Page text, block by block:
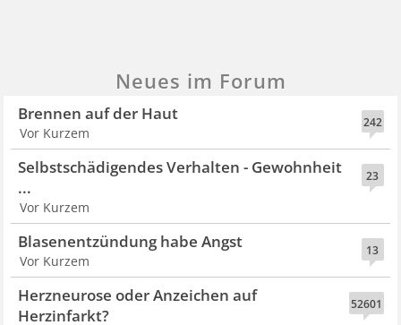
Neues im Forum
242
Brennen auf der Haut
Vor Kurzem
23
Selbstschädigendes Verhalten - Gewohnheit
...
Vor Kurzem
13
Blasenentzündung habe Angst
Vor Kurzem
52601
Herzneurose oder Anzeichen auf
Herzinfarkt?